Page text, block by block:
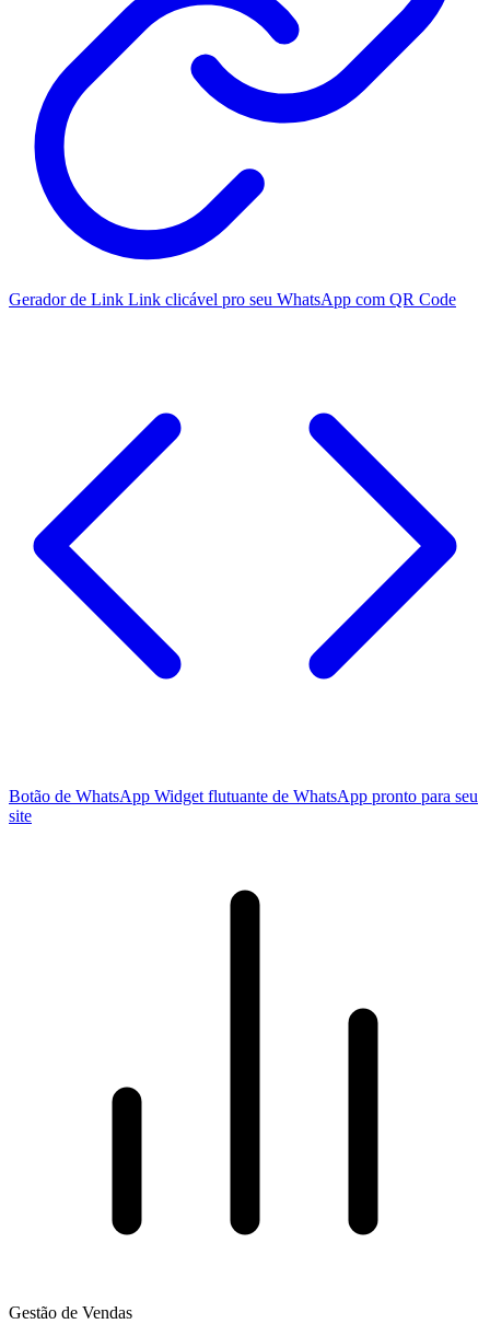
Gerador de Link Link clicável pro seu WhatsApp com QR Code
Botão de WhatsApp Widget flutuante de WhatsApp pronto para seu
site
Gestão de Vendas